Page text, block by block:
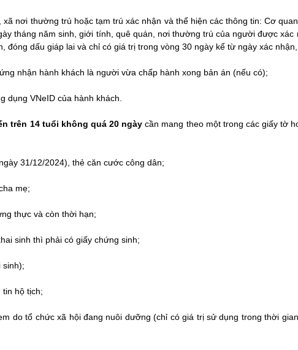
nơi thường trú hoặc tạm trú xác nhận và thể hiện các thông tin: Cơ
tháng năm sinh, giới tính, quê quán, nơi thường trú của người được xác
đóng dấu giáp lai và chỉ có giá trị trong vòng 30 ngày kể từ ngày xác nhận,
nhận hành khách là người vừa chấp hành xong bản án (nếu có);
dụng VNeID của hành khách.
trên 14 tuổi không quá 20 ngàycần mang theo một trong các giấy tờ
31/12/2024), thẻ căn cước công dân;
mẹ;
thực và còn thời hạn;
sinh thì phải có giấy chứng sinh;
sinh);
tin hộ tịch;
do tổ chức xã hội đang nuôi dưỡng (chỉ có giá trị sử dụng trong thời